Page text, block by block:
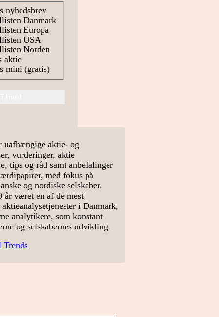
nyhedsbrev
Danmark
Europa
USA
Norden
aktie
mini (gratis)
uafhængige aktie- og
vurderinger, aktie
tips og råd samt anbefalinger
med fokus på
og nordiske selskaber.
år været en af de mest
aktieanalysetjenester i Danmark,
analytikere, som konstant
og selskabernes udvikling.
Trends